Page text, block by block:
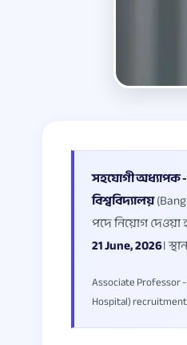
সহযোগী অধ্যাপক -
বিশ্ববিদ্যালয়
পদে নিয়োগ দেওয়া
21 June, 2026।
Associate Professor
Hospital)